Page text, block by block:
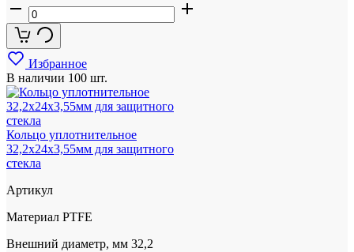
Избранное
В наличии 100 шт.
Кольцо уплотнительное
32,2x24x3,55мм для защитного
стекла
Артикул
Материал PTFE
Внешний диаметр, мм 32,2